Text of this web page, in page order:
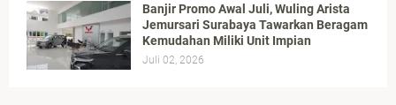
Banjir Promo Awal Juli, Wuling Arista
Jemursari Surabaya Tawarkan Beragam
Kemudahan Miliki Unit Impian
Juli 02, 2026